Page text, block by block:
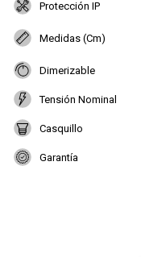
Protección IP
Medidas (Cm)
Dimerizable
Tensión Nominal
Casquillo
Garantía